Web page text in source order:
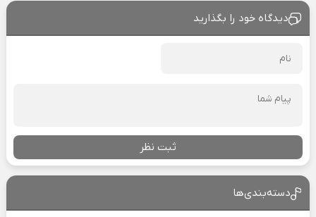
دیدگاه خود را بگذارید
ثبت نظر
دسته‌بندی‌ها